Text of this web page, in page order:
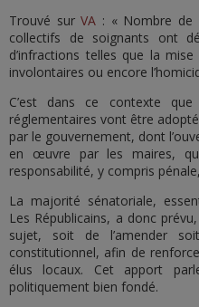
Trouvé surVA : « Nombre de
collectifs de soignants ont
d’infractions telles que la
involontaires ou encore
C’est dans ce contexte
réglementaires vont être
par le gouvernement, dont
en œuvre par les maires,
responsabilité, y compris
La majorité sénatoriale,
Les Républicains, a donc
sujet, soit de l’amender
constitutionnel, afin de
élus locaux. Cet apport
politiquement bien fondé.